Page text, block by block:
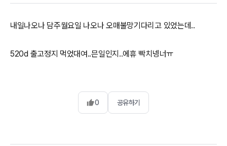
내일나오나 담주월요일 나오나 오매불망기다리고 있었는데..
520d 출고정지 먹었대여..믄일인지..에휴 빡치넹너ㅠ
0 공유하기